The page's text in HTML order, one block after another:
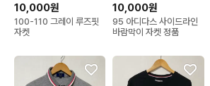
10,000원
100-110 그레이 루즈핏
자켓
10,000원
95 아디다스 사이드라인
바람막이 자켓 정품